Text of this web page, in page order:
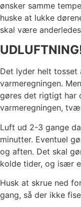
ønsker samme
huske at lukke
skal være
Det lyder helt
varmeregningen.
gøres det rigtigt har
varmeregningen,
Luft ud 2-3 gange
minutter. Eventuel
og aften. Det skal
kolde tider, og især
Husk at skrue ned
gang, så der ikke